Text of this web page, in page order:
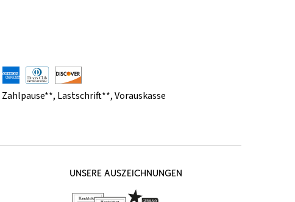
Zahlpause**, Lastschrift**,Vorauskasse
UNSERE AUSZEICHNUNGEN